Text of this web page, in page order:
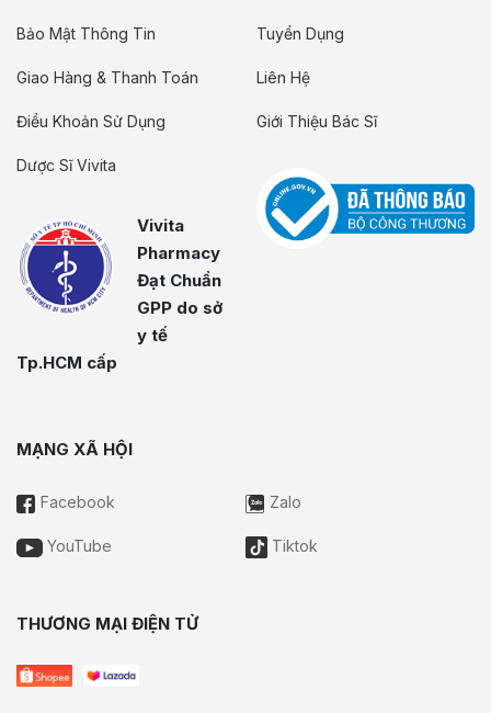
Bảo Mật Thông Tin
Giao Hàng & Thanh Toán
Điều Khoản Sử Dụng
Dược Sĩ Vivita
Vivita
Pharmacy
Đạt Chuẩn
GPP do sở
y tế
Tp.HCM cấp
Tuyển Dụng
Liên Hệ
Giới Thiệu Bác Sĩ
MẠNG XÃ HỘI
Facebook Zalo
YouTube Tiktok
THƯƠNG MẠI ĐIỆN TỬ